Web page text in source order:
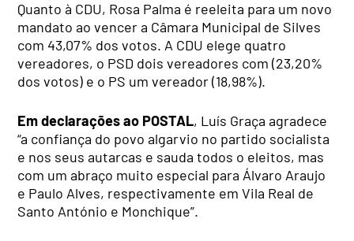
Quanto à CDU, Rosa Palma é reeleita para um novo
mandato ao vencer a Câmara Municipal de Silves
com 43,07% dos votos. A CDU elege quatro
vereadores, o PSD dois vereadores com (23,20%
dos votos) e o PS um vereador (18,98%).
Em declarações ao POSTAL, Luís Graça agradece
“a confiança do povo algarvio no partido socialista
e nos seus autarcas e sauda todos o eleitos, mas
com um abraço muito especial para Álvaro Araujo
e Paulo Alves, respectivamente em Vila Real de
Santo António e Monchique”.